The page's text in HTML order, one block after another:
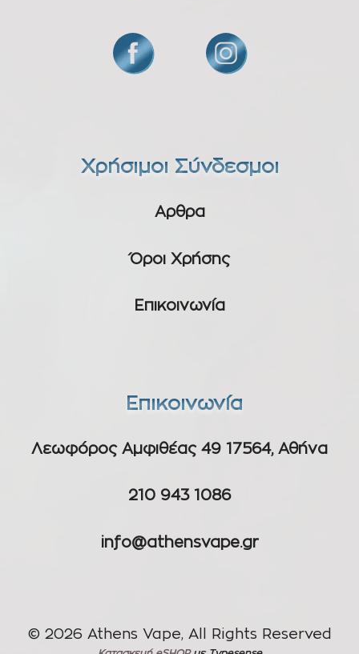
Χρήσιμοι Σύνδεσμοι
Αρθρα
Όροι Χρήσης
Επικοινωνία
Επικοινωνία
Λεωφόρος Αμφιθέας 49 17564, Αθήνα
210 943 1086
info@athensvape.gr
© 2026 Athens Vape, All Rights Reserved